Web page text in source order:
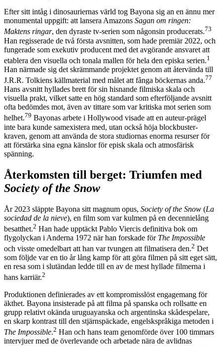
Efter sitt intåg i dinosauriernas värld tog Bayona sig an en ännu mer
monumental uppgift: att lansera Amazons Sagan om ringen:
Maktens ringar, den dyraste tv-serien som någonsin producerats.73
Han regisserade de två första avsnitten, som hade premiär 2022, och
fungerade som exekutiv producent med det avgörande ansvaret att
etablera den visuella och tonala mallen för hela den episka serien.1
Han närmade sig det skrämmande projektet genom att återvända till
J.R.R. Tolkiens källmaterial med målet att fånga böckernas anda.77
Hans avsnitt hyllades brett för sin hisnande filmiska skala och
visuella prakt, vilket satte en hög standard som efterföljande avsnitt
ofta bedömdes mot, även av tittare som var kritiska mot serien som
helhet.79 Bayonas arbete i Hollywood visade att en auteur-prägel
inte bara kunde samexistera med, utan också höja blockbuster-
kraven, genom att använda de stora studiornas enorma resurser för
att förstärka sina egna känslor för episk skala och atmosfärisk
spänning.
Återkomsten till berget: Triumfen med
Society of the Snow
År 2023 släppte Bayona sitt magnum opus, Society of the Snow (La
sociedad de la nieve), en film som var kulmen på en decennielång
besatthet.2 Han hade upptäckt Pablo Viercis definitiva bok om
flygolyckan i Anderna 1972 när han forskade för The Impossible
och visste omedelbart att han var tvungen att filmatisera den.2 Det
som följde var en tio år lång kamp för att göra filmen på sitt eget sätt,
en resa som i slutändan ledde till en av de mest hyllade filmerna i
hans karriär.2
Produktionen definierades av ett kompromisslöst engagemang för
äkthet. Bayona insisterade på att filma på spanska och rollsatte en
grupp relativt okända uruguayanska och argentinska skådespelare,
en skarp kontrast till den stjärnspäckade, engelskspråkiga metoden i
The Impossible.2 Han och hans team genomförde över 100 timmars
intervjuer med de överlevande och arbetade nära de avlidnas